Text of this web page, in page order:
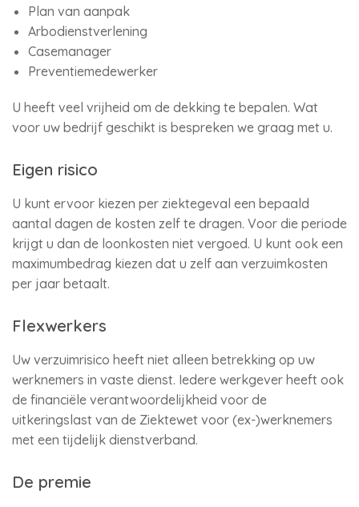
Plan van aanpak
Arbodienstverlening
Casemanager
Preventiemedewerker
U heeft veel vrijheid om de dekking te bepalen. Wat
voor uw bedrijf geschikt is bespreken we graag met u.
Eigen risico
U kunt ervoor kiezen per ziektegeval een bepaald
aantal dagen de kosten zelf te dragen. Voor die periode
krijgt u dan de loonkosten niet vergoed. U kunt ook een
maximumbedrag kiezen dat u zelf aan verzuimkosten
per jaar betaalt.
Flexwerkers
Uw verzuimrisico heeft niet alleen betrekking op uw
werknemers in vaste dienst. Iedere werkgever heeft ook
de financiële verantwoordelijkheid voor de
uitkeringslast van de Ziektewet voor (ex-)werknemers
met een tijdelijk dienstverband.
De premie